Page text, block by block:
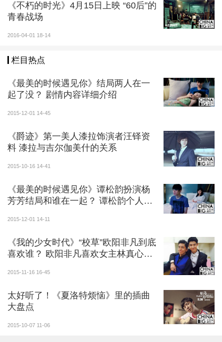
《不朽的时光》4月15日上映 “60后”的
青春战场
2016-04-01 18-14
栏目热点
《最美的时候遇见你》结局两人在一
起了没？ 剧情内容详细介绍
2015-12-01 14-45
《爵迹》第一美人漆拉饰演者汪铎资
料 漆拉与吉尔伽美什的关系
2015-10-16 14-41
《最美的时候遇见你》谭松韵扮演杨
芳芳结局和谁在一起？ 谭松韵个人资
2015-12-01 14-11
《我的少女时代》“校草”欧阳非凡到底
喜欢谁？ 欧阳非凡喜欢女主林真心还
2015-11-16 16-45
太好听了！《夏洛特烦恼》里的插曲
大盘点
2015-10-07 11-06